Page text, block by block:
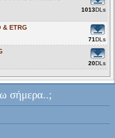
1013DLs
& ETRG
71DLs
20DLs
σήμερα..;